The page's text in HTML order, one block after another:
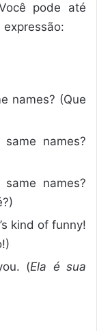
pode até
names? (Que
names?
names?
kind of funny!
(Ela é sua